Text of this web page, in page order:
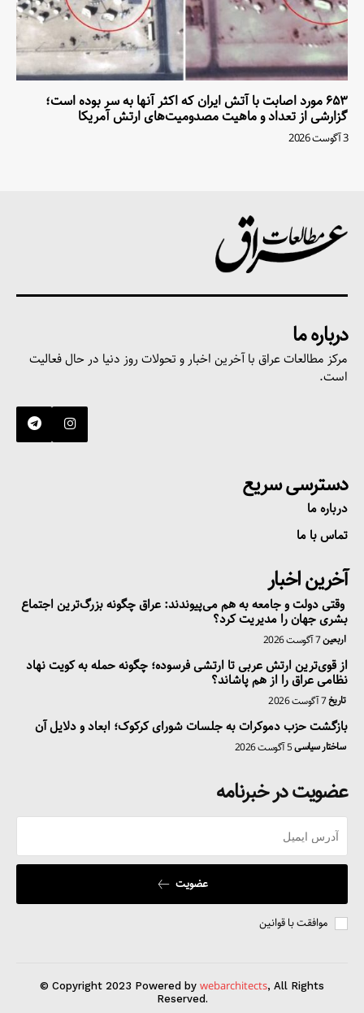
۶۵۳ مورد اصابت با آتش ایران که اکثر آنها به سر بوده است؛
گزارشی از تعداد و ماهیت مصدومیت‌های ارتش آمریکا
3 آگوست 2026
درباره ما
مرکز مطالعات عراق با آخرین اخبار و تحولات روز دنیا در حال فعالیت
است.
دسترسی سریع
درباره ما
تماس با ما
آخرین اخبار
وقتی دولت و جامعه به هم می‌پیوندند: عراق چگونه بزرگ‌ترین اجتماع
بشری جهان را مدیریت کرد؟
اربعین7 آگوست 2026
از قوی‌ترین ارتش عربی تا ارتشی فرسوده؛ چگونه حمله به کویت نهاد
نظامی عراق را از هم پاشاند؟
تاریخ7 آگوست 2026
بازگشت حزب دموکرات به جلسات شورای کرکوک؛ ابعاد و دلایل آن
ساختار سیاسی5 آگوست 2026
عضویت در خبرنامه
عضویت
موافقت با قوانین
© Copyright 2023 Powered by webarchitects, All Rights
Reserved.